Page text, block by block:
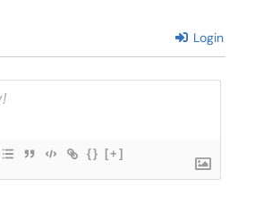
Login
{} [+]